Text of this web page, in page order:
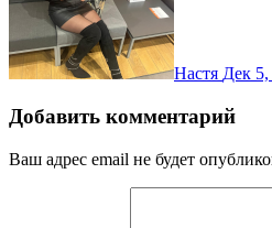
Настя Дек 5,
Добавить комментарий
Ваш адрес email не будет